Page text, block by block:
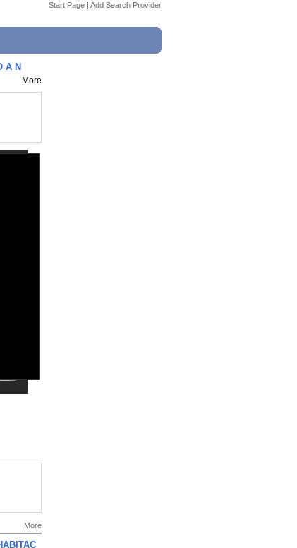
Start Page | Add Search Provider
A N
More
More